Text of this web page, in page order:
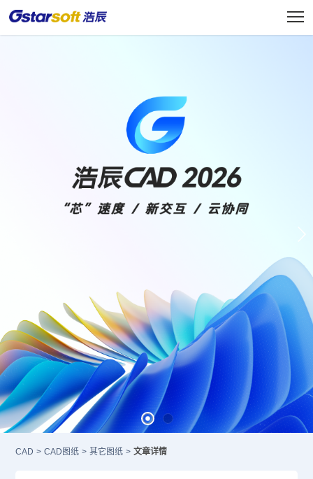
CAD > CAD图纸 > 其它图纸 > 文章详情